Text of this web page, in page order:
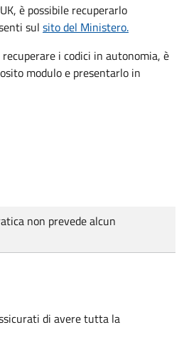
è possibile recuperarlo
sul sito del Ministero.
i codici in autonomia, è
modulo e presentarlo in
non prevede alcun
di avere tutta la